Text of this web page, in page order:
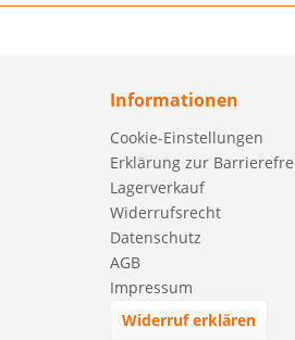
Informationen
Cookie-Einstellungen
Erklärung zur
Lagerverkauf
Widerrufsrecht
Datenschutz
AGB
Impressum
Widerruf erklären